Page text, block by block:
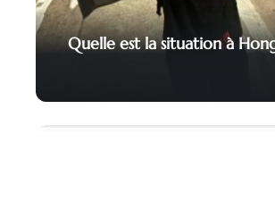
Quelle est la situation à